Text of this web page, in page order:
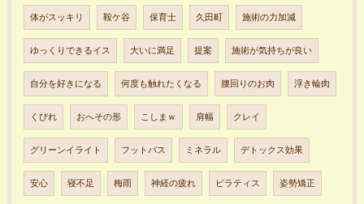
体がスッキリ 鞍ケ谷 保育士 久田町 施術の力加減
ゆっくりできるイス 大いに満足 提案 施術が気持ちが良い
自分を好きになる 何度も触れたくなる 腰回りのお肉 浮き輪肉
くびれ おへその形 こしまｗ 肩幅 クレイ
グリーンイライト フットバス ミネラル デトックス効果
安心 寝不足 梅雨 神経の疲れ ピラティス 姿勢矯正